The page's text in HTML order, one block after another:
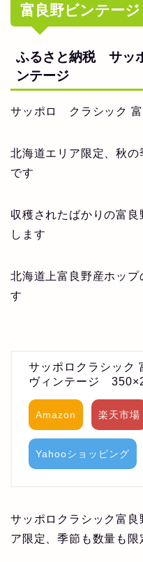
富良野ビンテージ
ふるさと納税 サッ
ンテージ
サッポロ クラシック 富
北海道エリア限定、秋
です
収穫されたばかりの富
します
北海道上富良野産ホッ
す
サッポロクラシック
ヴィンテージ
Amazon 楽天市場
Yahooショッピング
サッポロクラシック富良
ア限定、季節も数量も限